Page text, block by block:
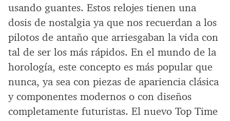
usando guantes. Estos relojes tienen una
dosis de nostalgia ya que nos recuerdan a los
pilotos de antaño que arriesgaban la vida con
tal de ser los más rápidos. En el mundo de la
horología, este concepto es más popular que
nunca, ya sea con piezas de apariencia clásica
y componentes modernos o con diseños
completamente futuristas. El nuevo Top Time